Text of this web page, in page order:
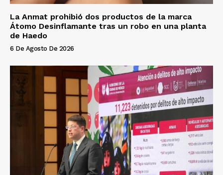
La Anmat prohibió dos productos de la marca
Átomo Desinflamante tras un robo en una planta
de Haedo
6 De Agosto De 2026